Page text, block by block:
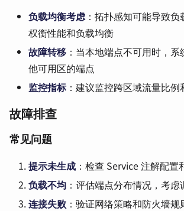
负载均衡考虑：拓扑感知可能导致负
权衡性能和负载均衡
故障转移 ：当本地端点不可用时，
他可用区的端点
监控指标：建议监控跨区域流量比例
故障排查
常见问题
提示未生成 ：检查 Service 注解配
负载不均 ：评估端点分布情况，考
连接失败 ：验证网络策略和防火墙规